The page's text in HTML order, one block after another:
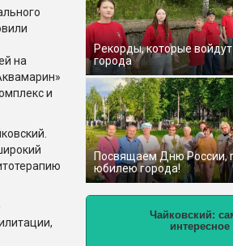
на
и
Рекорды, которые
города
Посвящаем Дню России,
юбилею города!
Чайковский:
интересное